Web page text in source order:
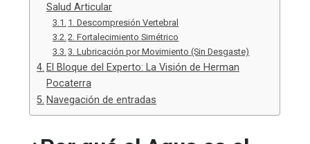
Salud Articular
1. Descompresión Vertebral
2. Fortalecimiento Simétrico
3. Lubricación por Movimiento (Sin Desgaste)
El Bloque del Experto: La Visión de Herman
Pocaterra
Navegación de entradas